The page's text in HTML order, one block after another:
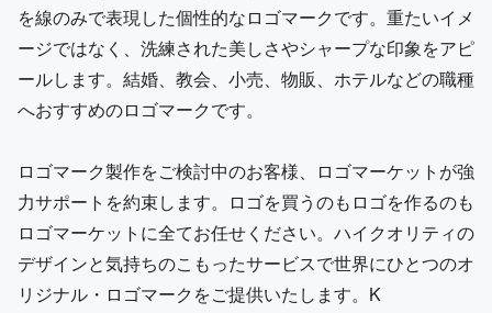
を線のみで表現した個性的なロゴマークです。重たいイメ
ージではなく、洗練された美しさやシャープな印象をアピ
ールします。結婚、教会、小売、物販、ホテルなどの職種
へおすすめのロゴマークです。
ロゴマーク製作をご検討中のお客様、ロゴマーケットが強
力サポートを約束します。ロゴを買うのもロゴを作るのも
ロゴマーケットに全てお任せください。ハイクオリティの
デザインと気持ちのこもったサービスで世界にひとつのオ
リジナル・ロゴマークをご提供いたします。K